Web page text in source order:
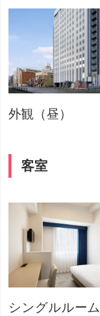
外観（昼）
客室
シングルルーム